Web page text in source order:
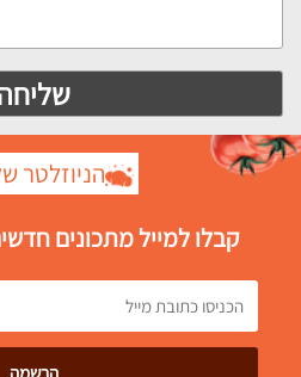
הניוזלטר
קבלו למייל מתכונים